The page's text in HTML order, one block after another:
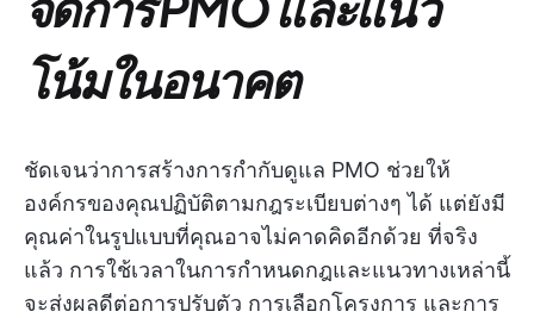
โน้มในอนาคต
ชัดเจนว่าการสร้างการกำกับดูแล PMO ช่วยให้
องค์กรของคุณปฏิบัติตามกฎระเบียบต่างๆ ได้ แต่ยังมี
คุณค่าในรูปแบบที่คุณอาจไม่คาดคิดอีกด้วย ที่จริง
แล้ว การใช้เวลาในการกำหนดกฎและแนวทางเหล่านี้
จะส่งผลดีต่อการปรับตัว การเลือกโครงการ และการ